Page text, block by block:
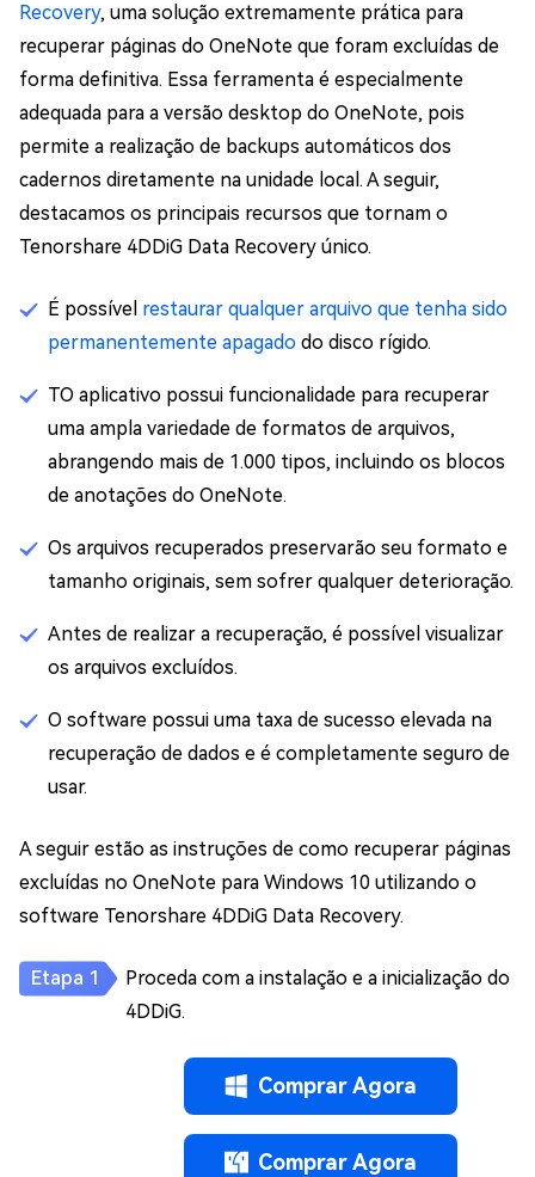
Recovery, uma solução extremamente prática para
recuperar páginas do OneNote que foram excluídas de
forma definitiva. Essa ferramenta é especialmente
adequada para a versão desktop do OneNote, pois
permite a realização de backups automáticos dos
cadernos diretamente na unidade local. A seguir,
destacamos os principais recursos que tornam o
Tenorshare 4DDiG Data Recovery único.
É possível restaurar qualquer arquivo que tenha sido
permanentemente apagado do disco rígido.
TO aplicativo possui funcionalidade para recuperar
uma ampla variedade de formatos de arquivos,
abrangendo mais de 1.000 tipos, incluindo os blocos
de anotações do OneNote.
Os arquivos recuperados preservarão seu formato e
tamanho originais, sem sofrer qualquer deterioração.
Antes de realizar a recuperação, é possível visualizar
os arquivos excluídos.
O software possui uma taxa de sucesso elevada na
recuperação de dados e é completamente seguro de
usar.
A seguir estão as instruções de como recuperar páginas
excluídas no OneNote para Windows 10 utilizando o
software Tenorshare 4DDiG Data Recovery.
Proceda com a instalação e a inicialização do
4DDiG.
Comprar Agora
Comprar Agora